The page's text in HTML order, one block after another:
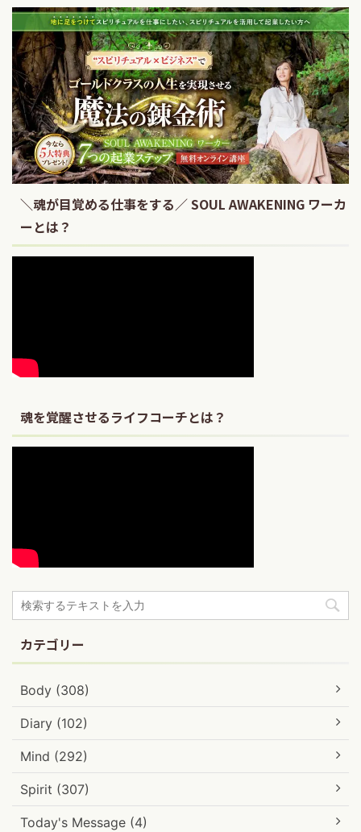
＼魂が目覚める仕事をする／ SOUL AWAKENING ワーカ
ーとは？
魂を覚醒させるライフコーチとは？
カテゴリー
Body (308)
Diary (102)
Mind (292)
Spirit (307)
Today's Message (4)